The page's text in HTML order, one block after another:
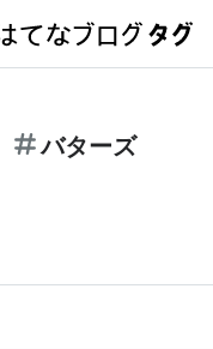
バターズ